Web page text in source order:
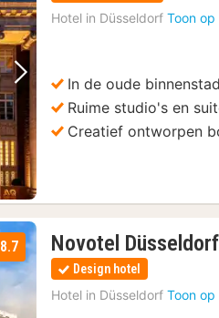
Volgende foto
Hotel in Düsseldorf Toon
In de oude
Ruime studio's en
Creatief ontworpen
8.7 Novotel
Design hotel
Hotel in Düsseldorf Toon